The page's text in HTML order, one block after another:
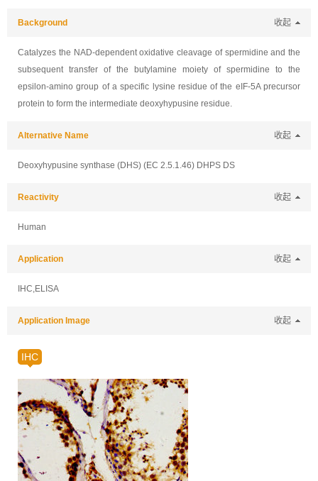
Background 收起
Catalyzes the NAD-dependent oxidative cleavage of spermidine and the
subsequent transfer of the butylamine moiety of spermidine to the
epsilon-amino group of a specific lysine residue of the eIF-5A precursor
protein to form the intermediate deoxyhypusine residue.
Alternative Name 收起
Deoxyhypusine synthase (DHS) (EC 2.5.1.46) DHPS DS
Reactivity 收起
Human
Application 收起
IHC,ELISA
Application Image 收起
IHC